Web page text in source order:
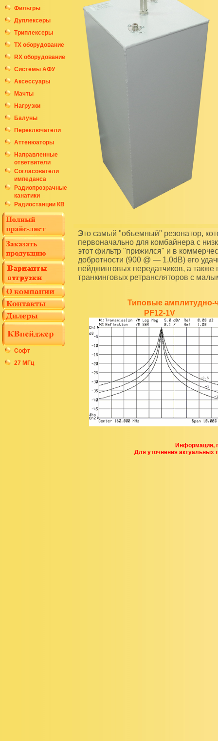
Фильтры
Дуплексеры
Триплексеры
ТХ оборудование
RX оборудование
Системы АФУ
Аксессуары
Мачты
Нагрузки
Балуны
Переключатели
Аттенюаторы
Направленные
ответвители
Согласователи
импеданса
Радиопрозрачные
канатики
Радиостанции КВ
Софт
27 МГц
Это самый "объемный" резонатор, который производит наше предприятие. Разработанный
первоначально для комбайнера с
этот фильтр "прижился" и в
добротности (900 @ — 1,0dB) его
пейджинговых передатчиков, а
транкинговых ретрансляторов с
Типовые амплитудно-
PF12-1V
Информация,
Для уточнения актуальных